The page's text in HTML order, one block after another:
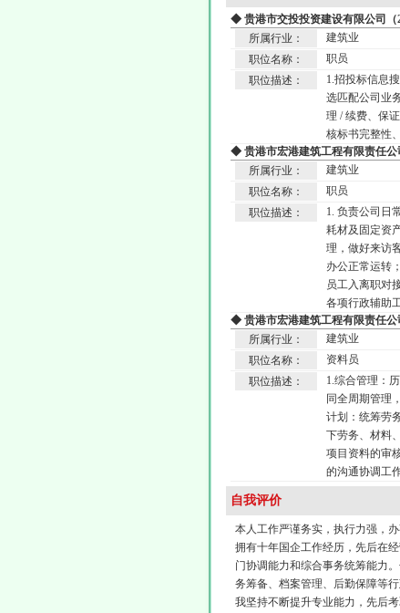
◆ 贵港市交投投资建设有限公司（
所属行业：
建筑业
职位名称：
职员
职位描述：
1.招投标信息
选匹配公司业
理 / 续费、保
核标书完整性
◆ 贵港市宏港建筑工程有限责任公
所属行业：
建筑业
职位名称：
职员
职位描述：
1. 负责公司日
耗材及固定资
理，做好来访
办公正常运转
员工入离职对
各项行政辅助工
◆ 贵港市宏港建筑工程有限责任公
所属行业：
建筑业
职位名称：
资料员
职位描述：
1.综合管理：
同全周期管理
计划：统筹劳
下劳务、材料
项目资料的审
的沟通协调工作
自我评价
本人工作严谨务实，执行力强，
拥有十年国企工作经历，先后在
门协调能力和综合事务统筹能力
务筹备、档案管理、后勤保障等
我坚持不断提升专业能力，先后